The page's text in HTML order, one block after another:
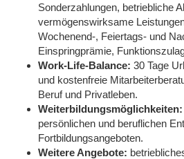
Sonderzahlungen, betriebliche
vermögenswirksame
Wochenend-, Feiertags- und
Einspringprämie,
Work-Life-Balance: 30 Tage
und kostenfreie
Beruf und Privatleben.
Weiterbildungsmöglichkeiten:
persönlichen und beruflichen
Fortbildungsangeboten.
Weitere Angebote: